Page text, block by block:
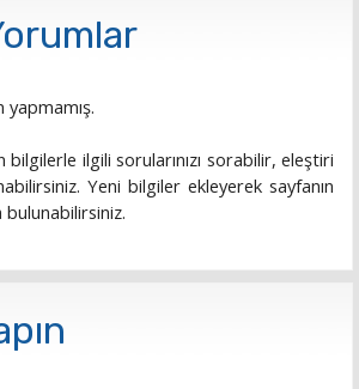
ilgili sorularınızı sorabilir, eleştiri
Yeni bilgiler ekleyerek sayfanın
bulunabilirsiniz.